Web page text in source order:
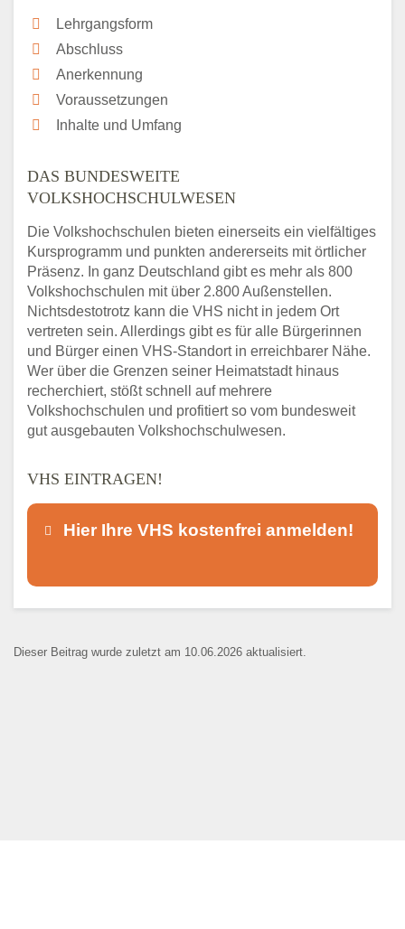
Lehrgangsform
Abschluss
Anerkennung
Voraussetzungen
Inhalte und Umfang
DAS BUNDESWEITE
VOLKSHOCHSCHULWESEN
Die Volkshochschulen bieten einerseits ein vielfältiges
Kursprogramm und punkten andererseits mit örtlicher
Präsenz. In ganz Deutschland gibt es mehr als 800
Volkshochschulen mit über 2.800 Außenstellen.
Nichtsdestotrotz kann die VHS nicht in jedem Ort
vertreten sein. Allerdings gibt es für alle Bürgerinnen
und Bürger einen VHS-Standort in erreichbarer Nähe.
Wer über die Grenzen seiner Heimatstadt hinaus
recherchiert, stößt schnell auf mehrere
Volkshochschulen und profitiert so vom bundesweit
gut ausgebauten Volkshochschulwesen.
VHS EINTRAGEN!
Hier Ihre VHS kostenfrei anmelden!
Kontaktaufnahme und ist nicht
Dieser Beitrag wurde zuletzt am 10.06.2026 aktualisiert.